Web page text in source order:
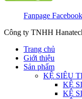
Fanpage Facebook
Công ty TNHH
Trang chủ
Giới thiệu
Sản phẩm
KỆ SIÊU
KỆ
KỆ